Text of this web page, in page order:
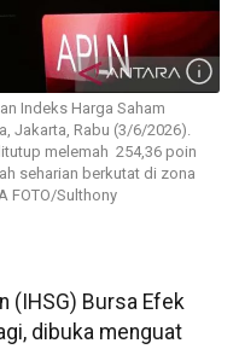
Indeks Harga Saham
Jakarta, Rabu (3/6/2026).
melemah 254,36 poin
seharian berkutat di zona
FOTO/Sulthony
(IHSG) Bursa Efek
dibuka menguat